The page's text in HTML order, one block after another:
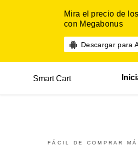
Mira el precio de
con Megabonus
Descargar para
Smart Cart
FÁCIL DE COMPRAR